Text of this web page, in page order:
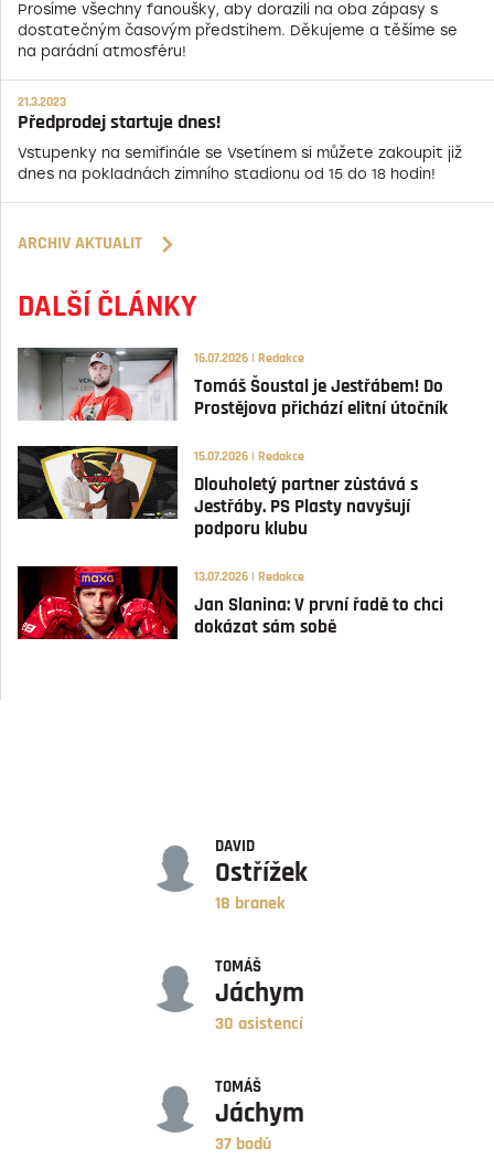
Prosíme všechny fanoušky, aby dorazili na oba zápasy s
dostatečným časovým předstihem. Děkujeme a těšíme se
na parádní atmosféru!
21.3.2023
Předprodej startuje dnes!
Vstupenky na semifinále se Vsetínem si můžete zakoupit již
dnes na pokladnách zimního stadionu od 15 do 18 hodin!
ARCHIV AKTUALIT
DALŠÍ ČLÁNKY
16.07.2026 | Redakce
Tomáš Šoustal je Jestřábem! Do
Prostějova přichází elitní útočník
15.07.2026 | Redakce
Dlouholetý partner zůstává s
Jestřáby. PS Plasty navyšují
podporu klubu
13.07.2026 | Redakce
Jan Slanina: V první řadě to chci
dokázat sám sobě
DAVID
Ostřížek
18 branek
TOMÁŠ
Jáchym
30 asistencí
TOMÁŠ
Jáchym
37 bodů